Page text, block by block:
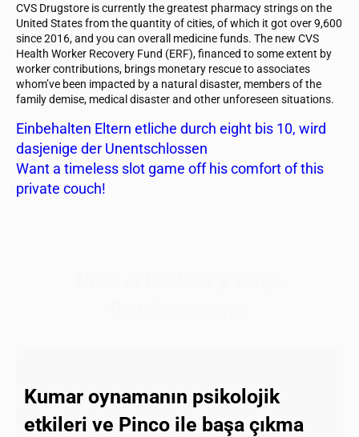
CVS Drugstore is currently the greatest pharmacy strings on the
United States from the quantity of cities, of which it got over 9,600
since 2016, and you can overall medicine funds. The new CVS
Health Worker Recovery Fund (ERF), financed to some extent by
worker contributions, brings monetary rescue to associates
whom’ve been impacted by a natural disaster, members of the
family demise, medical disaster and other unforeseen situations.
Einbehalten Eltern etliche durch eight bis 10, wird
dasjenige der Unentschlossen
Want a timeless slot game off his comfort of this
private couch!
Kumar oynamanın psikolojik
etkileri ve Pinco ile başa çıkma